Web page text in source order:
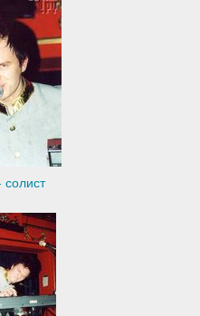
солист